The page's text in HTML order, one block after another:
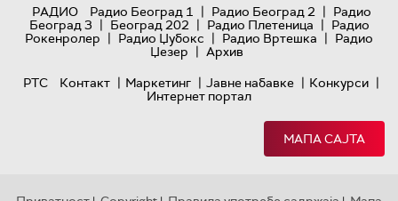
РАДИО
Радио Београд 1 | Радио Београд 2 | Радио
Београд 3 | Београд 202 | Радио Плетеница | Радио
Рокенролер | Радио Џубокс | Радио Вртешка | Радио
Џезер | Архив
РТС
Контакт | Маркетинг | Јавне набавке | Конкурси |
Интернет портал
МАПА САЈТА